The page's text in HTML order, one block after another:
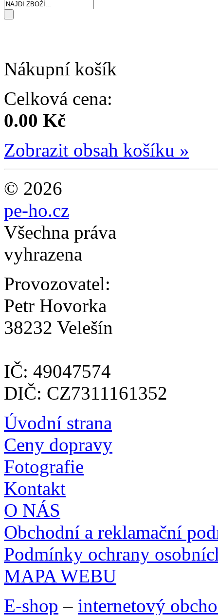
Nákupní košík
Celková cena:
0.00 Kč
Zobrazit obsah košíku »
© 2026
pe-ho.cz
Všechna práva
vyhrazena
Provozovatel:
Petr Hovorka
38232 Velešín
IČ: 49047574
DIČ: CZ7311161352
Úvodní strana
Ceny dopravy
Fotografie
Kontakt
O NÁS
Obchodní a reklamační
Podmínky ochrany
MAPA WEBU
E-shop – internetový